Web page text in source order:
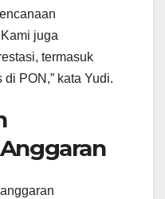
juga
termasuk
PON,” kata Yudi.